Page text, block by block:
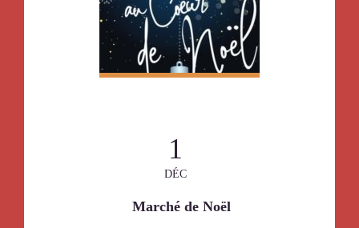
1
DÉC
Marché de Noël